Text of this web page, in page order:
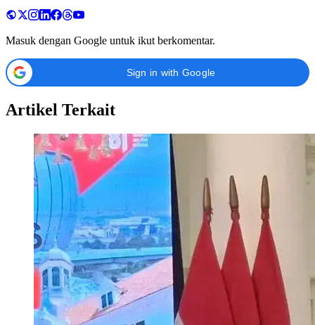
Masuk dengan Google untuk ikut berkomentar.
Sign in with Google
Artikel Terkait